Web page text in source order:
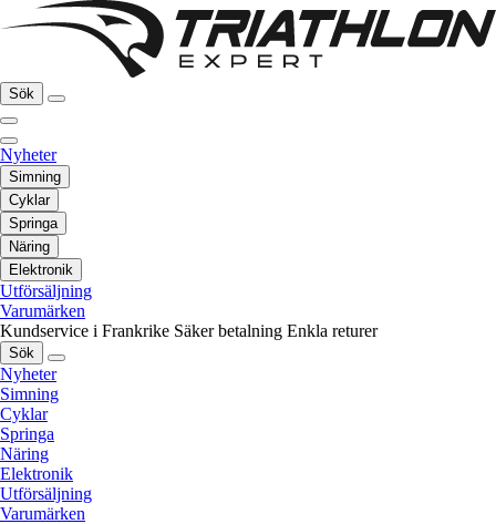
Sök
Nyheter
Simning
Cyklar
Springa
Näring
Elektronik
Utförsäljning
Varumärken
Kundservice i Frankrike Säker betalning Enkla returer
Sök
Nyheter
Simning
Cyklar
Springa
Näring
Elektronik
Utförsäljning
Varumärken